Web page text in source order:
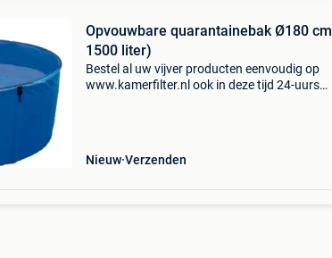
Opvouwbare quarantainebak Ø180 cm (±
1500 liter)
Bestel al uw vijver producten eenvoudig op
www.kamerfilter.nl ook in deze tijd 24-uurs
Nieuw Verzenden